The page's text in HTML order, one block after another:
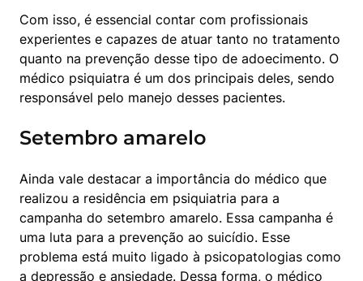
Com isso, é essencial contar com profissionais
experientes e capazes de atuar tanto no tratamento
quanto na prevenção desse tipo de adoecimento. O
médico psiquiatra é um dos principais deles, sendo
responsável pelo manejo desses pacientes.
Setembro amarelo
Ainda vale destacar a importância do médico que
realizou a residência em psiquiatria para a
campanha do setembro amarelo. Essa campanha é
uma luta para a prevenção ao suicídio. Esse
problema está muito ligado à psicopatologias como
a depressão e ansiedade. Dessa forma, o médico